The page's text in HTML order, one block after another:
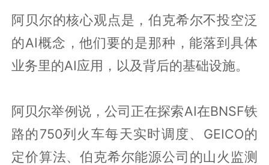
阿贝尔的核心观点是，伯克希尔不投空泛
的AI概念，他们要的是那种，能落到具体
业务里的AI应用，以及背后的基础设施。
阿贝尔举例说，公司正在探索AI在BNSF铁
路的750列火车每天实时调度、GEICO的
定价算法、伯克希尔能源公司的山火监测